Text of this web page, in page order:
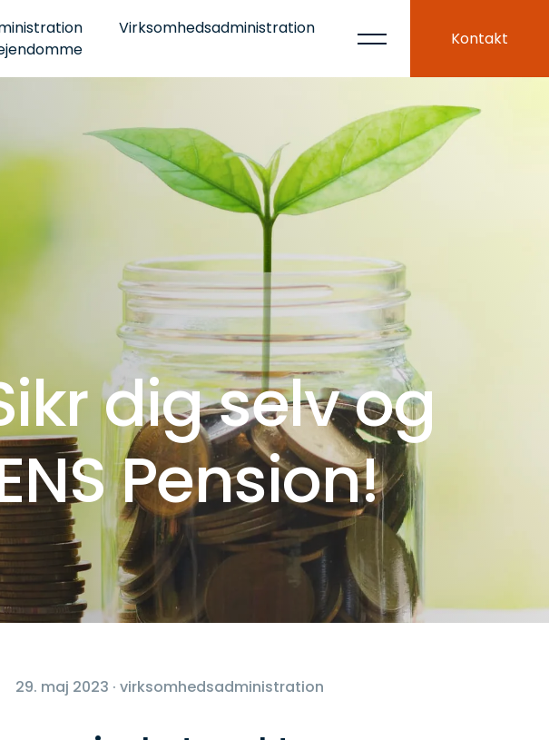
Virksomhedsadministration
Kontakt
dig selv og
Pension!
29. maj 2023 · virksomhedsadministration